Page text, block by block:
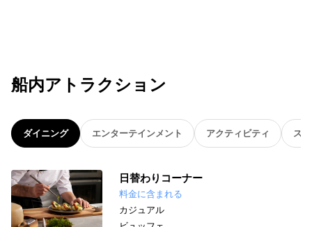
船内アトラクション
ダイニング エンターテインメント アクティビティ ス
日替わりコーナー
料金に含まれる
カジュアル